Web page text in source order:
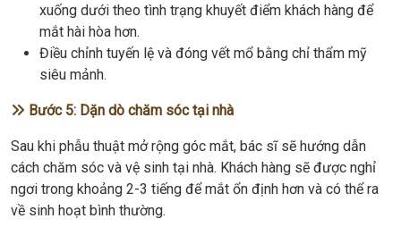
xuống dưới theo tình trạng khuyết điểm khách hàng để
mắt hài hòa hơn.
Điều chỉnh tuyến lệ và đóng vết mổ bằng chỉ thẩm mỹ
siêu mảnh.
Bước 5: Dặn dò chăm sóc tại nhà
Sau khi phẫu thuật mở rộng góc mắt, bác sĩ sẽ hướng dẫn
cách chăm sóc và vệ sinh tại nhà. Khách hàng sẽ được nghỉ
ngơi trong khoảng 2-3 tiếng để mắt ổn định hơn và có thể ra
về sinh hoạt bình thường.